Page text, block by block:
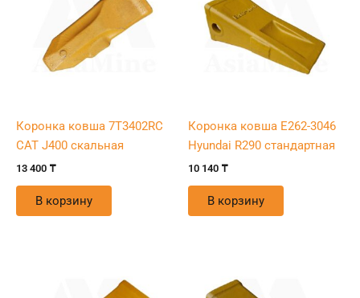
Коронка ковша 7T3402RC
CAT J400 скальная
13 400 ₸
В корзину
Коронка ковша E262-3046
Hyundai R290 стандартная
10 140 ₸
В корзину